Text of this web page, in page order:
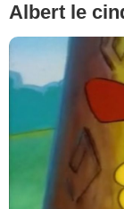
Albert le